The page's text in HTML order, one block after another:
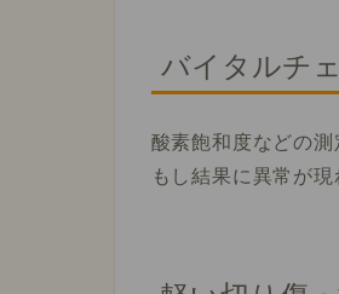
バイタルチ
酸素飽和度などの測
もし結果に異常が